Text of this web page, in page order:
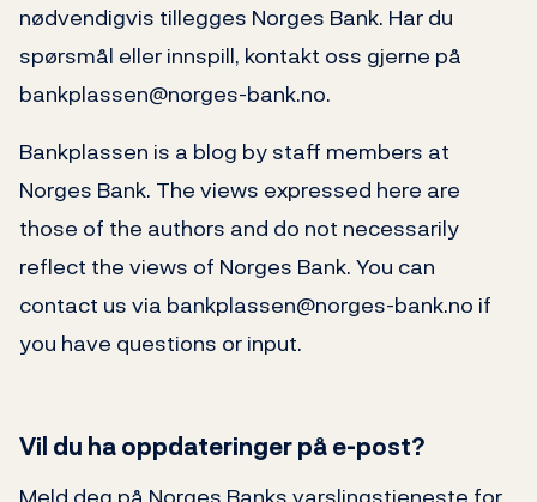
nødvendigvis tillegges Norges Bank. Har du
spørsmål eller innspill, kontakt oss gjerne på
bankplassen@norges-bank.no.
Bankplassen is a blog by staff members at
Norges Bank. The views expressed here are
those of the authors and do not necessarily
reflect the views of Norges Bank. You can
contact us via bankplassen@norges-bank.no if
you have questions or input.
Vil du ha oppdateringer på e-post?